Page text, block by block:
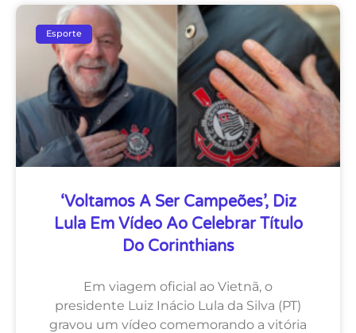
Esporte
‘Voltamos A Ser Campeões’, Diz
Lula Em Vídeo Ao Celebrar Título
Do Corinthians
Em viagem oficial ao Vietnã, o
presidente Luiz Inácio Lula da Silva (PT)
gravou um vídeo comemorando a vitória